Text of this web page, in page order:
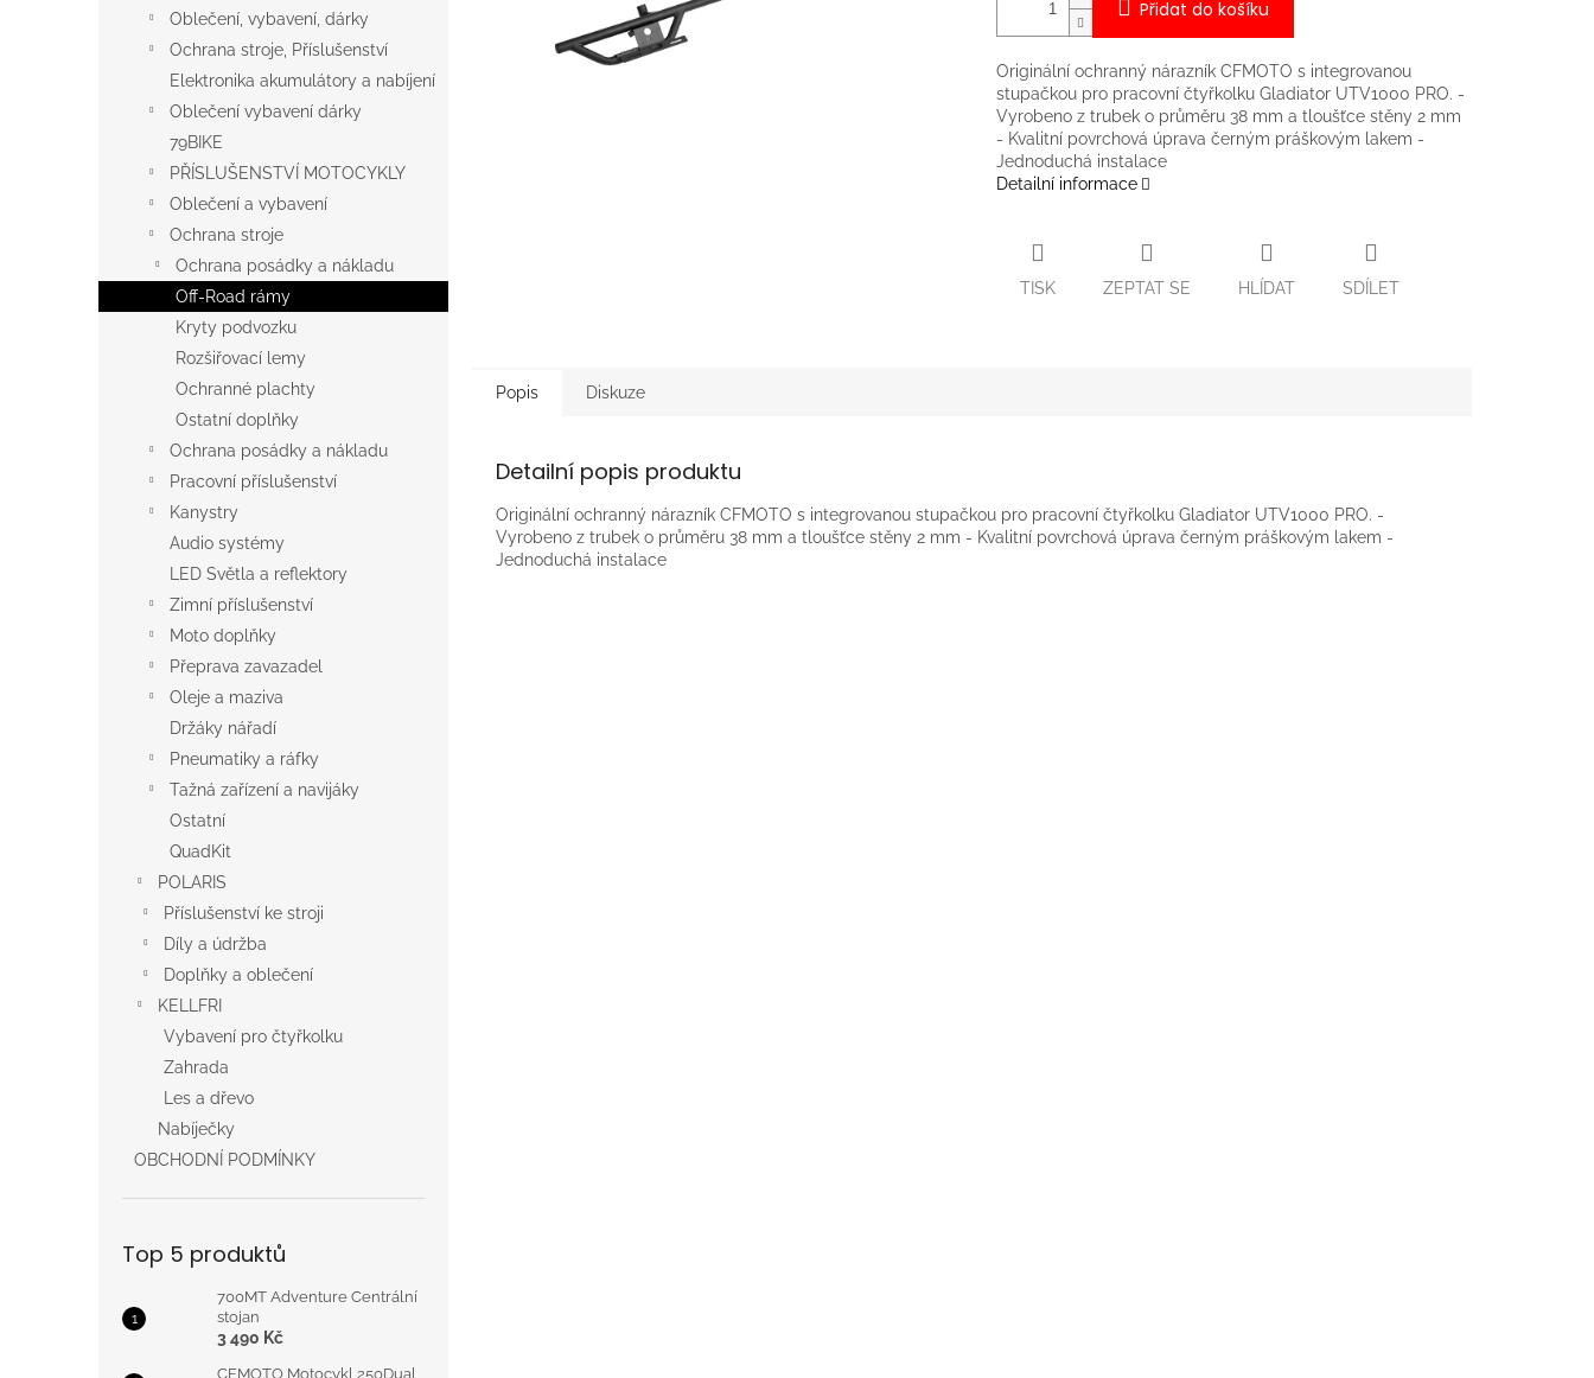
Oblečení, vybavení, dárky
Ochrana stroje, Příslušenství
Elektronika akumulátory a nabíjení
Oblečení vybavení dárky
79BIKE
PŘÍSLUŠENSTVÍ MOTOCYKLY
Oblečení a vybavení
Ochrana stroje
Ochrana posádky a nákladu
Off-Road rámy
Kryty podvozku
Rozšiřovací lemy
Ochranné plachty
Ostatní doplňky
Ochrana posádky a nákladu
Pracovní příslušenství
Kanystry
Audio systémy
LED Světla a reflektory
Zimní příslušenství
Moto doplňky
Přeprava zavazadel
Oleje a maziva
Držáky nářadí
Pneumatiky a ráfky
Tažná zařízení a navijáky
Ostatní
QuadKit
POLARIS
Příslušenství ke stroji
Díly a údržba
Doplňky a oblečení
KELLFRI
Vybavení pro čtyřkolku
Zahrada
Les a dřevo
Nabíječky
OBCHODNÍ PODMÍNKY
Top 5 produktů
700MT Adventure Centrální
stojan
3 490 Kč
CFMOTO Motocykl 250Dual
Přidat do košíku
Originální ochranný nárazník CFMOTO s integrovanou
stupačkou pro pracovní čtyřkolku Gladiator UTV1000 PRO. -
Vyrobeno z trubek o průměru 38 mm a tloušťce stěny 2 mm
- Kvalitní povrchová úprava černým práškovým lakem -
Jednoduchá instalace
Detailní informace
TISK ZEPTAT SE HLÍDAT SDÍLET
Popis Diskuze
Detailní popis produktu
Originální ochranný nárazník CFMOTO s integrovanou stupačkou pro pracovní čtyřkolku Gladiator UTV1000 PRO. -
Vyrobeno z trubek o průměru 38 mm a tloušťce stěny 2 mm - Kvalitní povrchová úprava černým práškovým lakem -
Jednoduchá instalace